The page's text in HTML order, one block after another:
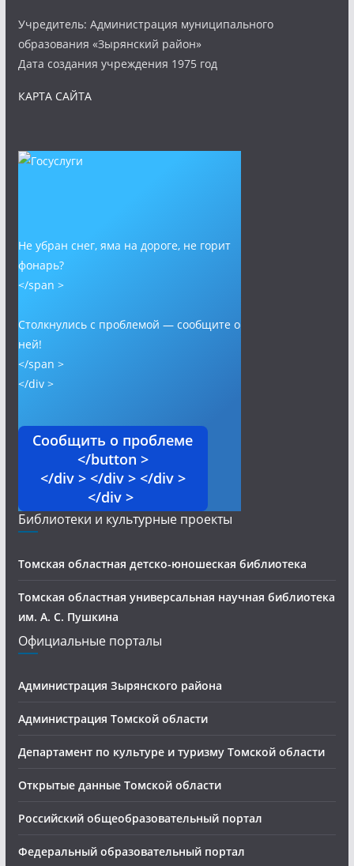
Учредитель: Администрация муниципального
образования «Зырянский район»
Дата создания учреждения 1975 год
КАРТА САЙТА
Не убран снег, яма на дороге, не горит
фонарь?
</span >
Столкнулись с проблемой — сообщите о
ней!
</span >
</div >
Сообщить о проблеме
</button >
</div > </div > </div >
</div >
Библиотеки и культурные проекты
Томская областная детско-юношеская библиотека
Томская областная универсальная научная библиотека
им. А. С. Пушкина
Официальные порталы
Администрация Зырянского района
Администрация Томской области
Департамент по культуре и туризму Томской области
Открытые данные Томской области
Российский общеобразовательный портал
Федеральный образовательный портал